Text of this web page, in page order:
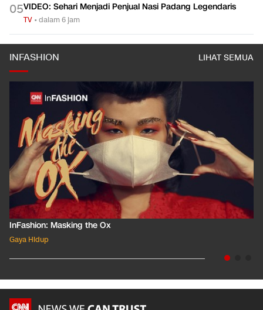
05VIDEO: Sehari Menjadi Penjual Nasi Padang Legendaris
TV •dalam 6 jam
INFASHION LIHAT SEMUA
InFashion: Masking the Ox
Gaya Hidup